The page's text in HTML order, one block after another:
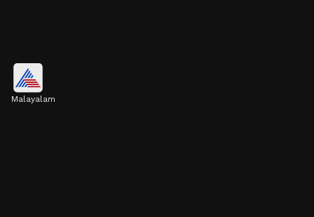
6. അമിതമായി തലമുടി കൊഴിയാം
ചിലരില്‍ വിറ്റാമിൻ ഡിയുടെ കുറവ് മൂലം
Malayalam